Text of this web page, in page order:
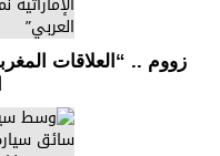
زووم .. “العلاقات